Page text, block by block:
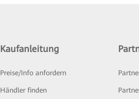
Kaufanleitung
Preise/Info anfordern
Händler finden